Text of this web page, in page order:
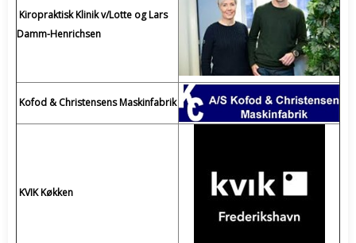
Kiropraktisk Klinik v/Lotte og Lars
Damm-Henrichsen
Kofod & Christensens Maskinfabrik
KVIK Køkken